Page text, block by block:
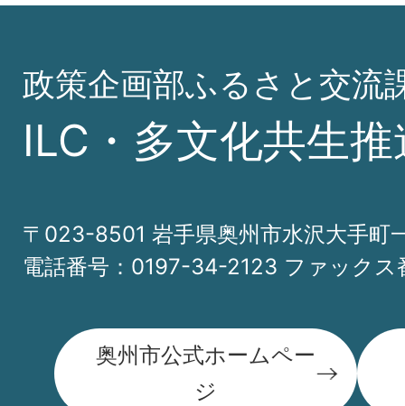
政策企画部ふるさと交流
ILC・多文化共生
〒023-8501 岩手県奥州市水沢大手町
電話番号：0197-34-2123 ファック
奥州市公式ホームペー
ジ